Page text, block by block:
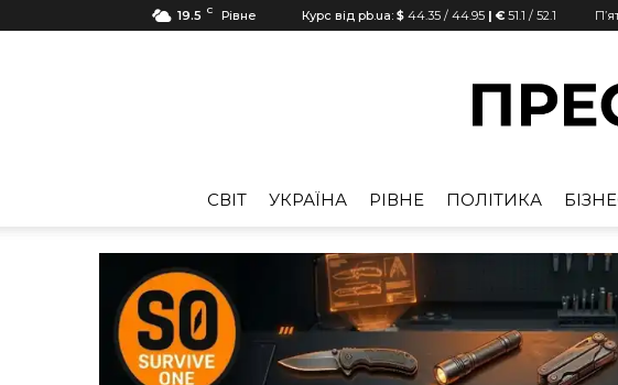
19.5 C Рівне Курс від pb.ua: $ 44.35 / 44.95 | € 51.1 / 52.1
CВІТ УКРАЇНА РІВНЕ ПОЛІТИКА